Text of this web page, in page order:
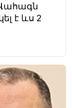
է ևս 2